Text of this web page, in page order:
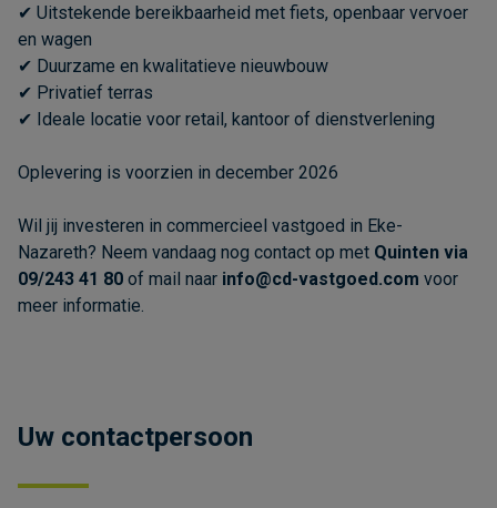
✔ Uitstekende bereikbaarheid met fiets, openbaar vervoer
en wagen
✔ Duurzame en kwalitatieve nieuwbouw
✔ Privatief terras
✔ Ideale locatie voor retail, kantoor of dienstverlening
Oplevering is voorzien in december 2026
Wil jij investeren in commercieel vastgoed in Eke-
Nazareth? Neem vandaag nog contact op met Quinten via
09/243 41 80 of mail naar info@cd-vastgoed.com voor
meer informatie.
Uw contactpersoon